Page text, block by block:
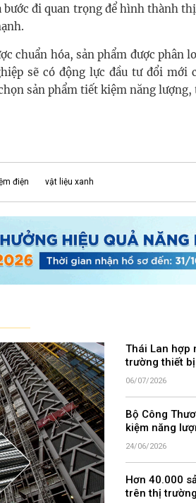
bước đi quan trọng để hình thành
chuẩn hóa, sản phẩm được phân
sẽ có động lực đầu tư đổi mới
sản phẩm tiết kiệm năng
điện vật liệu xanh
Thái Lan
trường thiết
06/07/2026
Bộ Công
kiệm năng
24/06/2026
Hơn 40.000
trên thị trường